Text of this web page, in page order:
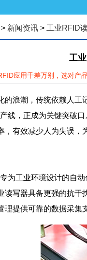
> 新闻资讯 > 工业RFID
工
应用千差万别，选对产
的浪潮，传统依赖人
线，正成为关键突破
，有效减少人为失误，
为工业环境设计的自
读写器具备更强的抗
提供可靠的数据采集